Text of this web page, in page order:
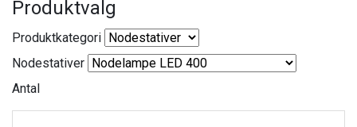
Produktvalg
Produktkategori
Nodestativer
Antal